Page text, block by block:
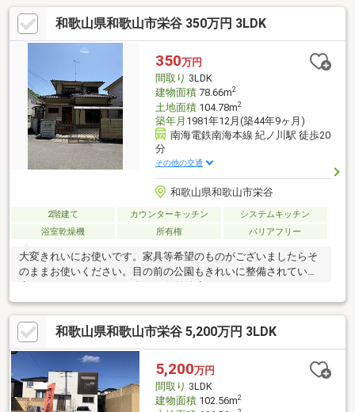
和歌山県和歌山市栄谷 350万円 3LDK
350万円
間取り 3LDK
建物面積78.66m2
土地面積104.78m2
築年月 1981年12月(築44年9ヶ月)
南海電鉄南海本線 紀ノ川駅 徒歩20
分
その他の交通
和歌山県和歌山市栄谷
2階建て カウンターキッチン
システムキッチン
浴室乾燥機
所有権 バリアフリー
大変きれいにお使いです。家具等希望のものがございましたらそ
のままお使いください。目の前の公園もきれいに整備されていて
和歌山県和歌山市栄谷 5,200万円 3LDK
5,200万円
間取り 3LDK
建物面積102.56m2